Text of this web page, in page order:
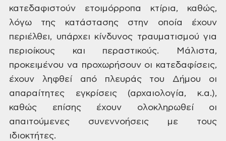
κατεδαφιστούν ετοιμόρροπα κτίρια, καθώς,
λόγω της κατάστασης στην οποία έχουν
περιέλθει, υπάρχει κίνδυνος τραυματισμού για
περιοίκους και περαστικούς. Μάλιστα,
προκειμένου να προχωρήσουν οι κατεδαφίσεις,
έχουν ληφθεί από πλευράς του Δήμου οι
απαραίτητες εγκρίσεις (αρχαιολογία, κ.α.),
καθώς επίσης έχουν ολοκληρωθεί οι
απαιτούμενες συνεννοήσεις με τους
ιδιοκτήτες.